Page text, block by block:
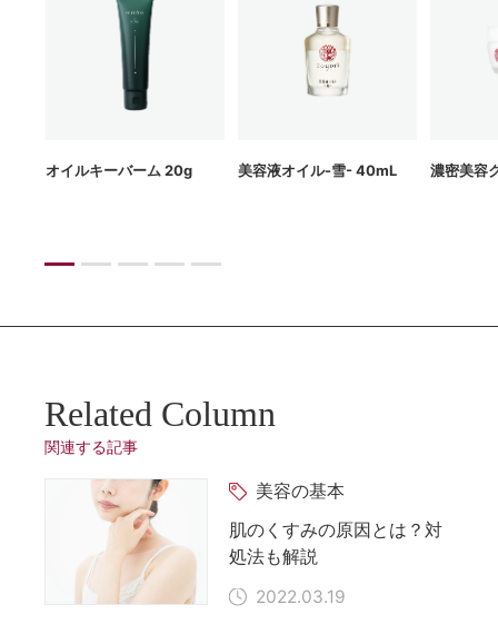
オイルキーバーム 20g 美容液オイル-雪- 40mL 濃密美容
Related Column
関連する記事
美容の基本
肌のくすみの原因とは？対
処法も解説
2022.03.19